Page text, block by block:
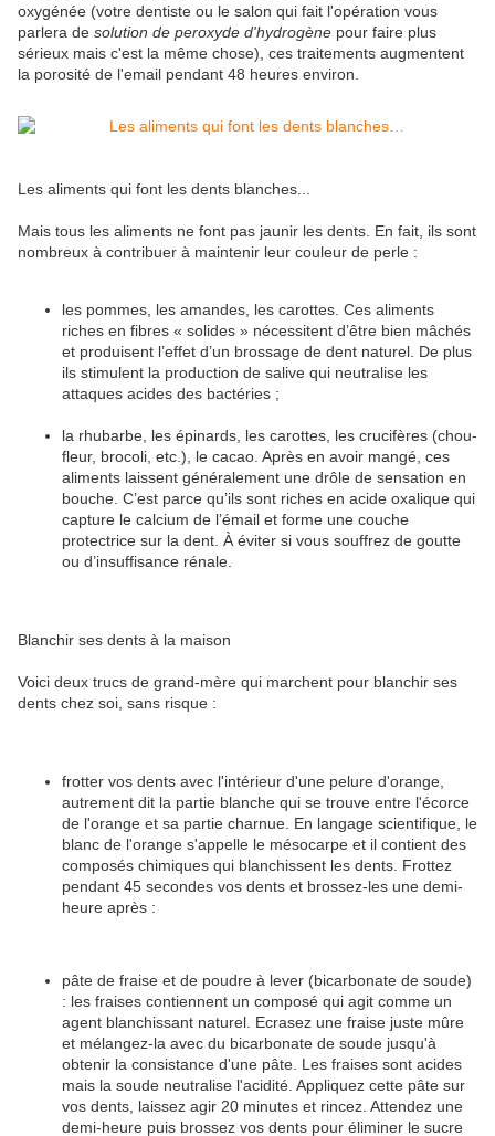
oxygénée (votre dentiste ou le salon qui fait l'opération vous
parlera de solution de peroxyde d'hydrogène pour faire plus
sérieux mais c'est la même chose), ces traitements augmentent
la porosité de l'email pendant 48 heures environ.
Les aliments qui font les dents blanches...
Mais tous les aliments ne font pas jaunir les dents. En fait, ils sont
nombreux à contribuer à maintenir leur couleur de perle :
les pommes, les amandes, les carottes. Ces aliments
riches en fibres « solides » nécessitent d’être bien mâchés
et produisent l’effet d’un brossage de dent naturel. De plus
ils stimulent la production de salive qui neutralise les
attaques acides des bactéries ;
la rhubarbe, les épinards, les carottes, les crucifères (chou-
fleur, brocoli, etc.), le cacao. Après en avoir mangé, ces
aliments laissent généralement une drôle de sensation en
bouche. C’est parce qu’ils sont riches en acide oxalique qui
capture le calcium de l’émail et forme une couche
protectrice sur la dent. À éviter si vous souffrez de goutte
ou d’insuffisance rénale.
Blanchir ses dents à la maison
Voici deux trucs de grand-mère qui marchent pour blanchir ses
dents chez soi, sans risque :
frotter vos dents avec l'intérieur d'une pelure d'orange,
autrement dit la partie blanche qui se trouve entre l'écorce
de l'orange et sa partie charnue. En langage scientifique, le
blanc de l'orange s'appelle le mésocarpe et il contient des
composés chimiques qui blanchissent les dents. Frottez
pendant 45 secondes vos dents et brossez-les une demi-
heure après :
pâte de fraise et de poudre à lever (bicarbonate de soude)
: les fraises contiennent un composé qui agit comme un
agent blanchissant naturel. Ecrasez une fraise juste mûre
et mélangez-la avec du bicarbonate de soude jusqu'à
obtenir la consistance d'une pâte. Les fraises sont acides
mais la soude neutralise l'acidité. Appliquez cette pâte sur
vos dents, laissez agir 20 minutes et rincez. Attendez une
demi-heure puis brossez vos dents pour éliminer le sucre